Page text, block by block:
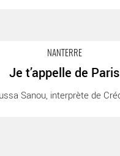
NANTERRE
Je t’appelle de Paris